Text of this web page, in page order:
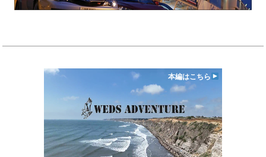
本編はこちら